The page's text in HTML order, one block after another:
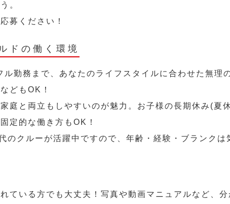
。
募ください！
ドの働く環境
勤務まで、あなたのライフスタイルに合わせた無理
どもOK！
庭と両立もしやすいのが魅力。お子様の長期休み(夏
定的な働き方もOK！
クルーが活躍中ですので、年齢・経験・ブランクは
ている方でも大丈夫！写真や動画マニュアルなど、分